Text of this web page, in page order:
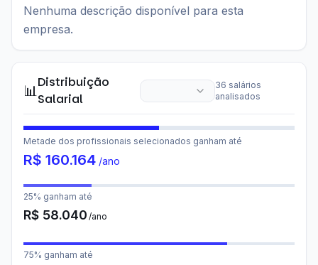
Nenhuma descrição disponível para esta
empresa.
📊
Distribuição
Salarial
36 salários
analisados
Metade dos profissionais selecionados ganham até
R$ 160.164 /ano
25% ganham até
R$ 58.040 /ano
75% ganham até